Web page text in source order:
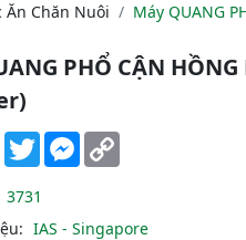
Chăn Nuôi Máy QUANG
PHỔ CẬN
Facebook
TwitterMessenger
3731
IAS - Singapore